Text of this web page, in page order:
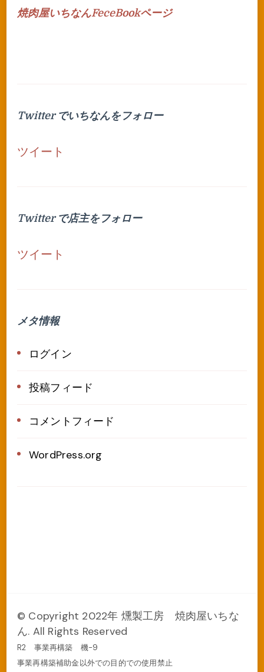
焼肉屋いちなんFeceBookページ
Twitter でいちなんをフォロー
ツイート
Twitter で店主をフォロー
ツイート
メタ情報
ログイン
投稿フィード
コメントフィード
WordPress.org
© Copyright 2022年 燻製工房 焼肉屋いちな
ん. All Rights Reserved
R2 事業再構築 機-9
事業再構築補助金以外での目的での使用禁止